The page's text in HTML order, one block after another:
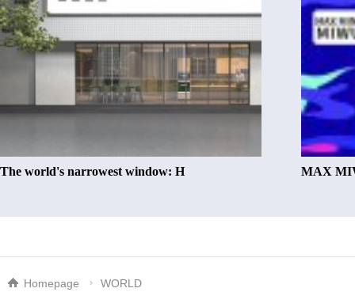
The world's narrowest window: H MAX
Homepage WORLD